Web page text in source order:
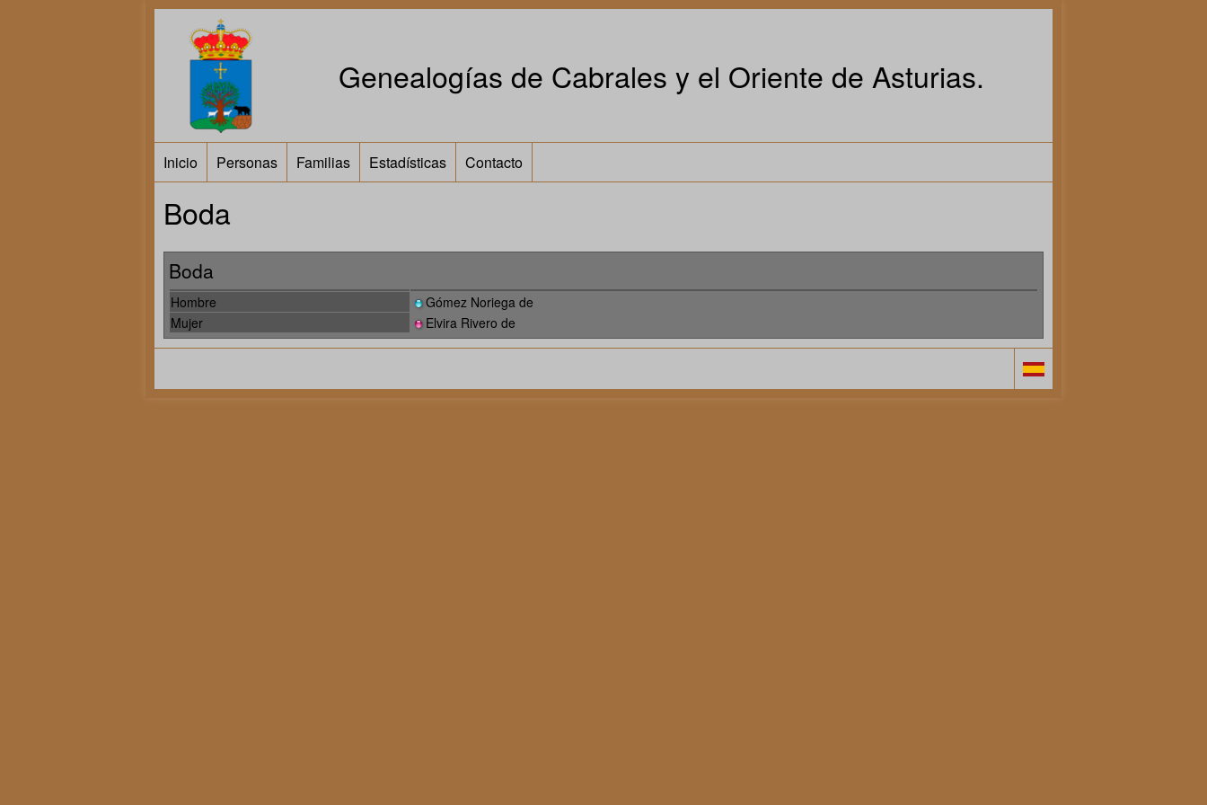
Genealogías de Cabrales y el Oriente de Asturias.
Inicio Personas Familias Estadísticas Contacto
Boda
Boda
Hombre
Gómez Noriega de
Mujer
Elvira Rivero de